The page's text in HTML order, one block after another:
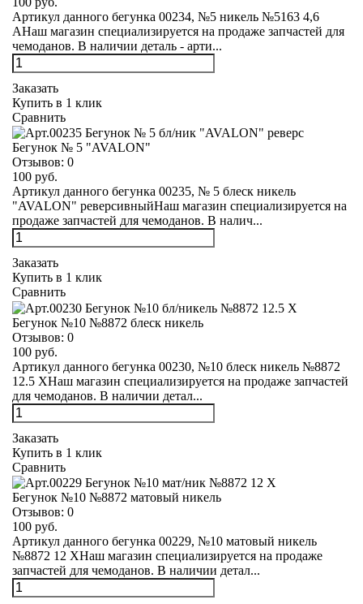
Артикул данного бегунка 00234, №5 никель №5163 4,6
АНаш магазин специализируется на продаже запчастей для
чемоданов. В наличии деталь - арти...
Заказать
Купить в 1 клик
Сравнить
Бегунок № 5 "AVALON"
Отзывов: 0
100 руб.
Артикул данного бегунка 00235, № 5 блеск никель
"AVALON" реверсивныйНаш магазин специализируется на
продаже запчастей для чемоданов. В налич...
Заказать
Купить в 1 клик
Сравнить
Бегунок №10 №8872 блеск никель
Отзывов: 0
100 руб.
Артикул данного бегунка 00230, №10 блеск никель №8872
12.5 XНаш магазин специализируется на продаже запчастей
для чемоданов. В наличии детал...
Заказать
Купить в 1 клик
Сравнить
Бегунок №10 №8872 матовый никель
Отзывов: 0
100 руб.
Артикул данного бегунка 00229, №10 матовый никель
№8872 12 XНаш магазин специализируется на продаже
запчастей для чемоданов. В наличии детал...